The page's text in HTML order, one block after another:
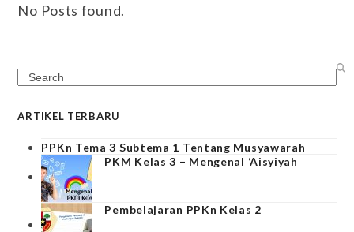
No Posts found.
Search
ARTIKEL TERBARU
PPKn Tema 3 Subtema 1 Tentang Musyawarah
PKM Kelas 3 – Mengenal ‘Aisyiyah
Pembelajaran PPKn Kelas 2